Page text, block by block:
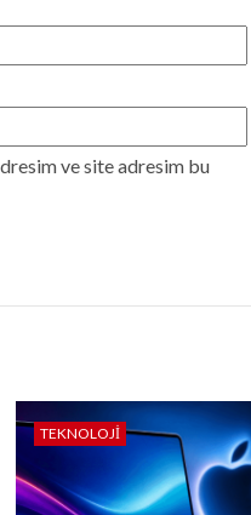
ve site adresim bu
TEKNOLOJI